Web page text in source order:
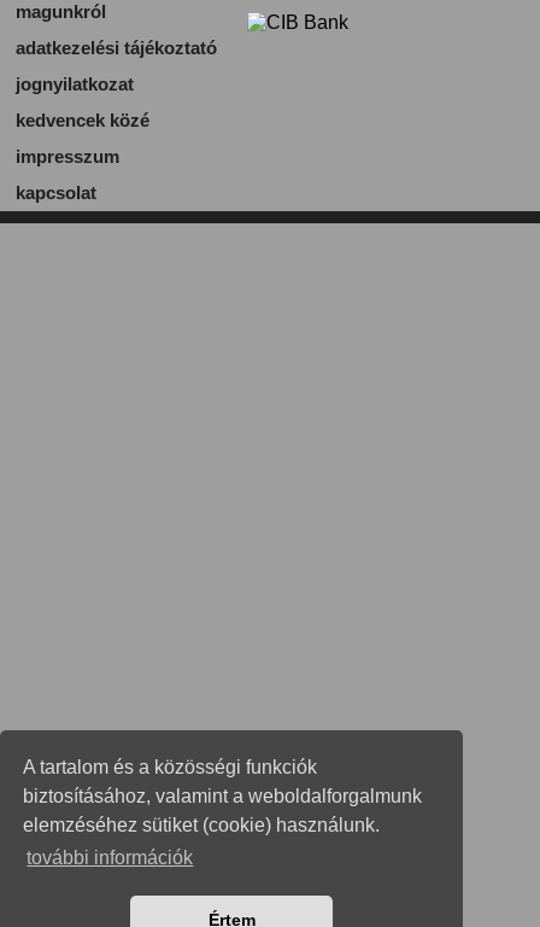
A tartalom és a közösségi funkciók
biztosításához, valamint a weboldalforgalmunk
elemzéséhez sütiket (cookie) használunk.
további információk
Értem
magunkról
adatkezelési tájékoztató
jognyilatkozat
kedvencek közé
impresszum
kapcsolat